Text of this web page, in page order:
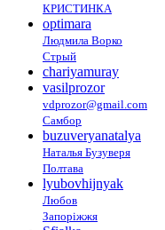
КРИСТИНКА
optimara
Людмила Ворко
Стрый
chariyamuray
vasilprozor
vdprozor@gmail.com
Самбор
buzuveryanatalya
Наталья Бузуверя
Полтава
lyubovhijnyak
Любов
Запоріжжя